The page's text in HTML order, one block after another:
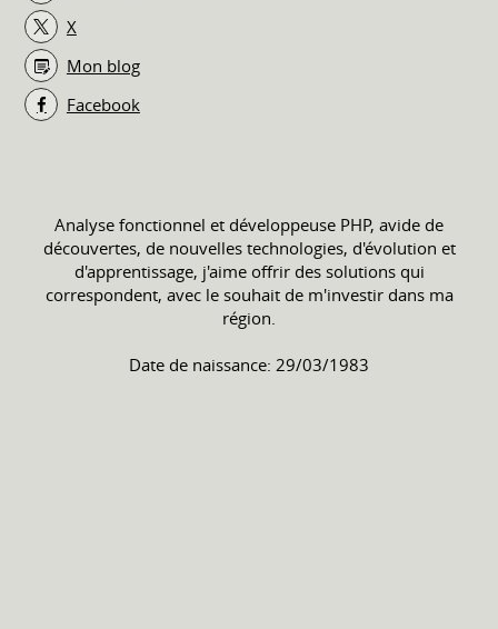
X
Mon blog
Facebook
Analyse fonctionnel et développeuse PHP, avide de
découvertes, de nouvelles technologies, d'évolution et
d'apprentissage, j'aime offrir des solutions qui
correspondent, avec le souhait de m'investir dans ma
région.
Date de naissance: 29/03/1983